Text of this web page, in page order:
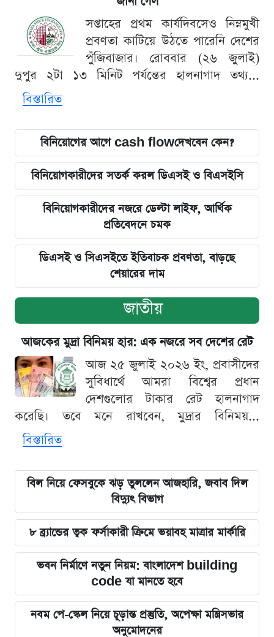
সপ্তাহের প্রথম কার্যদিবসেও নিম্নমুখী
প্রবণতা কাটিয়ে উঠতে পারেনি দেশের
পুঁজিবাজার। রোববার (২৬ জুলাই)
দুপুর ২টা ১৩ মিনিট পর্যন্তের হালনাগাদ তথ্য...
বিস্তারিত
বিনিয়োগের আগে cash flowদেখবেন কেন?
বিনিয়োগকারীদের সতর্ক করল ডিএসই ও বিএসইসি
বিনিয়োগকারীদের নজরে ডেল্টা লাইফ, আর্থিক
প্রতিবেদনে চমক
ডিএসই ও সিএসইতে ইতিবাচক প্রবণতা, বাড়ছে
শেয়ারের দাম
জাতীয়
আজকের মুদ্রা বিনিময় হার: এক নজরে সব দেশের রেট
আজ ২৫ জুলাই ২০২৬ ইং, প্রবাসীদের
সুবিধার্থে আমরা বিশ্বের প্রধান
দেশগুলোর টাকার রেট হালনাগাদ
করেছি। তবে মনে রাখবেন, মুদ্রার বিনিময়...
বিস্তারিত
বিল নিয়ে ফেসবুকে ঝড় তুললেন আজহারি, জবাব দিল
বিদ্যুৎ বিভাগ
৮ ব্র্যান্ডের ত্বক ফর্সাকারী ক্রিমে ভয়াবহ মাত্রার মার্কারি
ভবন নির্মাণে নতুন নিয়ম: বাংলাদেশ building
code যা মানতে হবে
নবম পে-স্কেল নিয়ে চূড়ান্ত প্রস্তুতি, অপেক্ষা মন্ত্রিসভার
অনুমোদনের